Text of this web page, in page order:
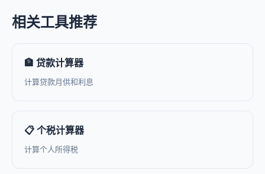
相关工具推荐
🏦 贷款计算器
计算贷款月供和利息
📋 个税计算器
计算个人所得税